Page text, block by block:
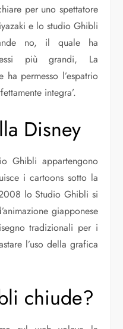
per uno spettatore
e lo studio Ghibli
no, il quale ha
più grandi, La
permesso l’espatrio
integra’.
Disney
Ghibli appartengono
i cartoons sotto la
lo Studio Ghibli si
giapponese
tradizionali per i
l’uso della grafica
chiude?